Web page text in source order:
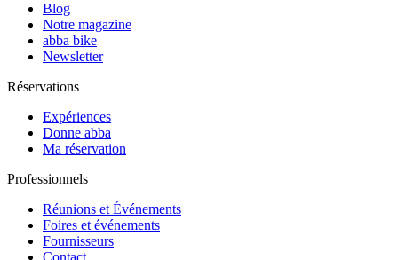
Blog
Notre magazine
abba bike
Newsletter
Réservations
Expériences
Donne abba
Ma réservation
Professionnels
Réunions et Événements
Foires et événements
Fournisseurs